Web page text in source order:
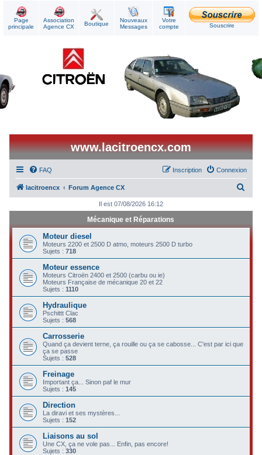
Page
principale
Association
Agence CX
Boutique
Nouveaux
Messages
Votre
compte
Souscrire
www.lacitroencx.com
FAQ Connexion
Inscription
lacitroencx Forum Agence CX
h
r
e
Il est 07/08/2026 16:12
Mécanique et Réparations
Moteur diesel
Moteurs 2200 et 2500 D atmo, moteurs 2500 D turbo
Sujets :718
Moteur essence
Moteurs Citroën 2400 et 2500 (carbu ou ie)
Moteurs Française de mécanique 20 et 22
Sujets :1110
Hydraulique
Pschittt Clac
Sujets :568
Carrosserie
Quand ça devient terne, ça rouille ou ça se cabosse... C'est par ici que
ça se passe
Sujets :528
Freinage
Important ça... Sinon paf le mur
Sujets :145
Direction
La diravi et ses mystères...
Sujets :152
Liaisons au sol
Une CX, ça ne vole pas... Enfin, pas encore!
Sujets :330